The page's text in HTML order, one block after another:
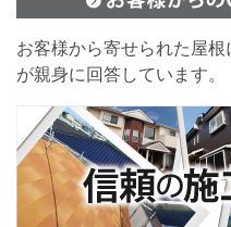
お客様から寄せられた屋
が親身に回答しています。